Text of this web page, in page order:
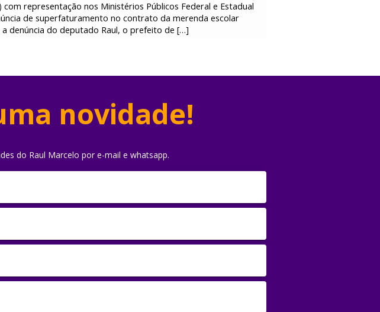
representação nos Ministérios Públicos Federal e Estadual
de superfaturamento no contrato da merenda escolar
denúncia do deputado Raul, o prefeito de […]
novidade!
do Raul Marcelo por e-mail e whatsapp.